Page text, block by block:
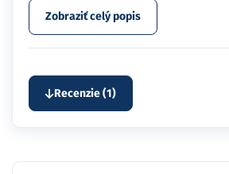
Zobraziť celý popis
Recenzie (1)